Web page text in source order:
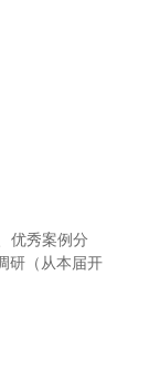
优秀案例分
研（从本届开